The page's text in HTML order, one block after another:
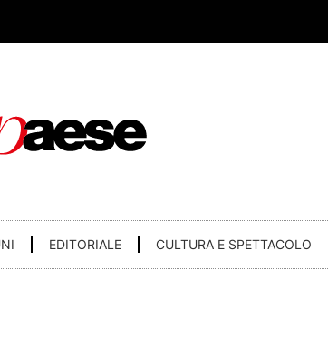
EDITORIALE CULTURA E SPETTACOLO